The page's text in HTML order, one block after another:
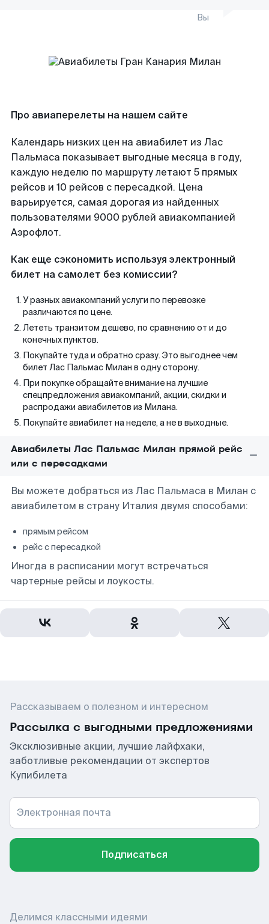
Вы
Про авиаперелеты на нашем сайте
Календарь низких цен на авиабилет из Лас
Пальмаса показывает выгодные месяца в году,
каждую неделю по маршруту летают 5 прямых
рейсов и 10 рейсов с пересадкой. Цена
варьируется, самая дорогая из найденных
пользователями 9000 рублей авиакомпанией
Аэрофлот.
Как еще сэкономить используя электронный
билет на самолет без комиссии?
У разных авиакомпаний услуги по перевозке
различаются по цене.
Лететь транзитом дешево, по сравнению от и до
конечных пунктов.
Покупайте туда и обратно сразу. Это выгоднее чем
билет Лас Пальмас Милан в одну сторону.
При покупке обращайте внимание на лучшие
спецпредложения авиакомпаний, акции, скидки и
распродажи авиабилетов из Милана.
Покупайте авиабилет на неделе, а не в выходные.
Авиабилеты Лас Пальмас Милан прямой рейс
или с пересадками
Вы можете добраться из Лас Пальмаса в Милан с
авиабилетом в страну Италия двумя способами:
прямым рейсом
рейс с пересадкой
Иногда в расписании могут встречаться
чартерные рейсы и лоукосты.
Рассказываем о полезном и интересном
Рассылка с выгодными предложениями
Эксклюзивные акции, лучшие лайфхаки,
заботливые рекомендации от экспертов
Купибилета
Электронная почта
Подписаться
Делимся классными идеями